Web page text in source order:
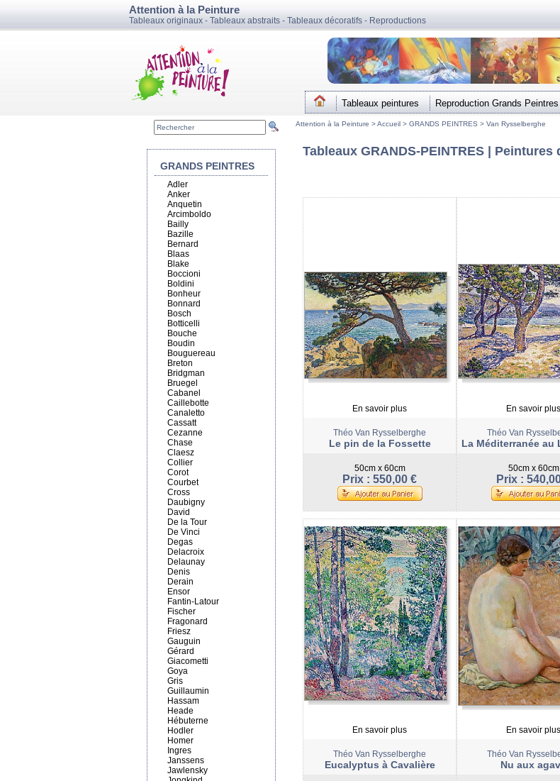
Attention à la Peinture
Tableaux originaux - Tableaux abstraits - Tableaux décoratifs - Reproductions
Tableaux peintures Reproduction Grands Peintres
Attention à la Peinture >Accueil > GRANDS PEINTRES > Van Rysselberghe
Tableaux GRANDS-PEINTRES |
En savoir plus
Théo Van Rysselberghe
Le pin de la Fossette
50cm x 60cm
Prix : 550,00 €
En savoir plus
Théo Van
La Méditerranée au
50cm x 60cm
Prix :
En savoir plus
Théo Van Rysselberghe
Eucalyptus à Cavalière
En savoir plus
Théo Van
Nu aux
GRANDS PEINTRES
Adler
Anker
Anquetin
Arcimboldo
Bailly
Bazille
Bernard
Blaas
Blake
Boccioni
Boldini
Bonheur
Bonnard
Bosch
Botticelli
Bouche
Boudin
Bouguereau
Breton
Bridgman
Bruegel
Cabanel
Caillebotte
Canaletto
Cassatt
Cezanne
Chase
Claesz
Collier
Corot
Courbet
Cross
Daubigny
David
De la Tour
De Vinci
Degas
Delacroix
Delaunay
Denis
Derain
Ensor
Fantin-Latour
Fischer
Fragonard
Friesz
Gauguin
Gérard
Giacometti
Goya
Gris
Guillaumin
Hassam
Heade
Hébuterne
Hodler
Homer
Ingres
Janssens
Jawlensky